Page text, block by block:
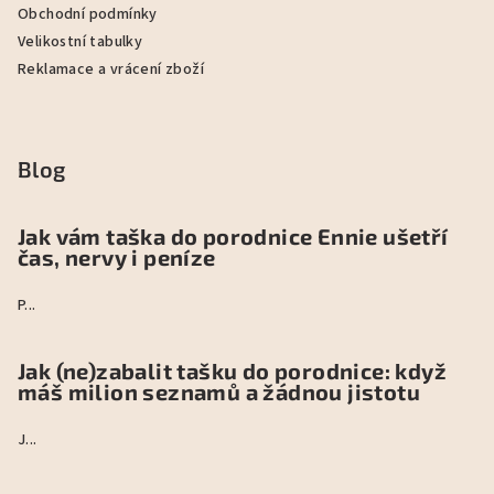
Obchodní podmínky
Velikostní tabulky
Reklamace a vrácení zboží
Blog
Jak vám taška do porodnice Ennie ušetří
čas, nervy i peníze
P...
Jak (ne)zabalit tašku do porodnice: když
máš milion seznamů a žádnou jistotu
J...